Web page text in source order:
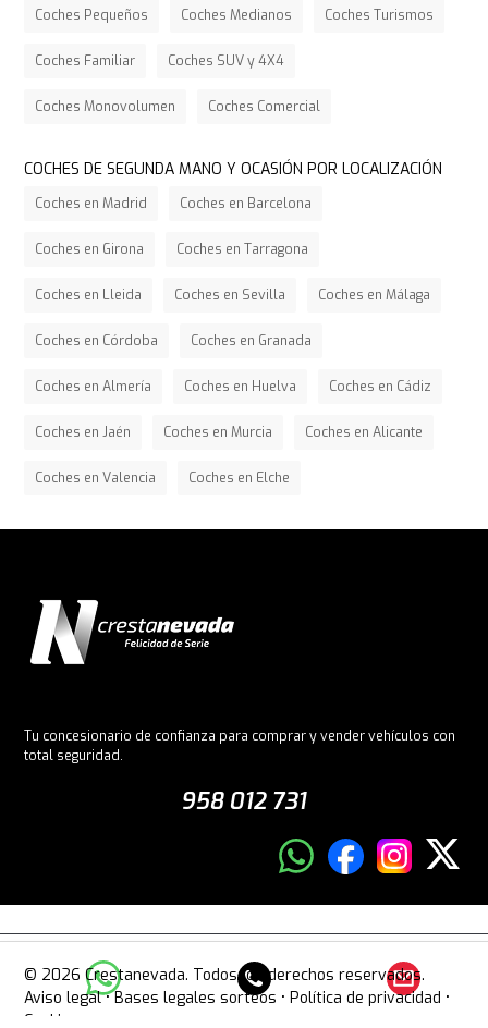
Coches Pequeños Coches Medianos Coches Turismos
Coches Familiar Coches SUV y 4X4
Coches Monovolumen Coches Comercial
COCHES DE SEGUNDA MANO Y OCASIÓN POR LOCALIZACIÓN
Coches en Madrid Coches en Barcelona
Coches en Girona Coches en Tarragona
Coches en Lleida Coches en Sevilla Coches en Málaga
Coches en Córdoba Coches en Granada
Coches en Almería Coches en Huelva Coches en Cádiz
Coches en Jaén Coches en Murcia Coches en Alicante
Coches en Valencia Coches en Elche
Tu concesionario de confianza para comprar y vender vehículos con
total seguridad.
958 012 731
© 2026 Crestanevada. Todos los derechos reservados.
Aviso legal•Bases legales sorteos •Política de privacidad •
Cookies